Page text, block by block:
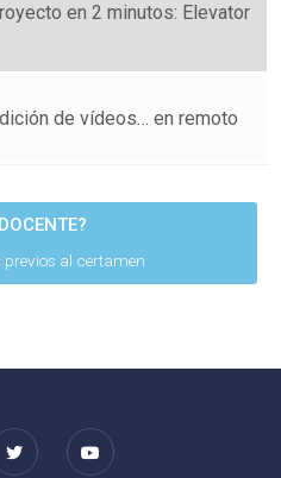
en 2 minutos: Elevator
de vídeos… en remoto
al certamen